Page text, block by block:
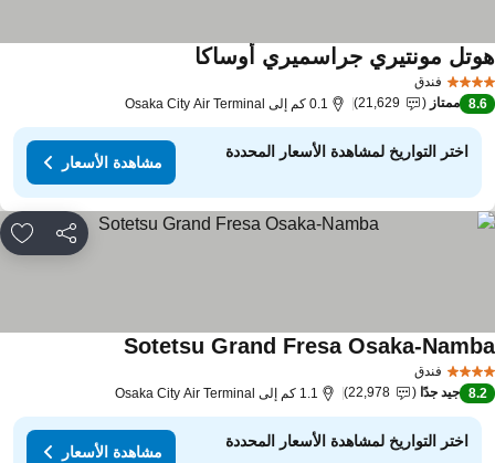
فندق
مونتيري جراسميري أوساكامشاهدة الأسعار
8.6 ممتاز 21,629 0.1 كم إلى Osaka City Air Terminal
اختر التواريخ لمشاهدة الأسعار المحددة
مشاهدة الأسعار
مشاركة
فندق
Sotetsu Grand Fresa Osaka-مشاهدة الأسعار
8.2 جيد جدًا 22,978 1.1 كم إلى Osaka City Air Terminal
اختر التواريخ لمشاهدة الأسعار المحددة
مشاهدة الأسعار